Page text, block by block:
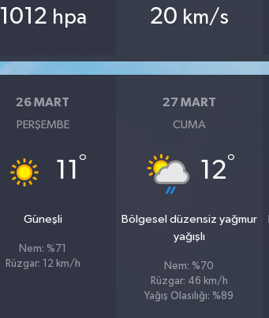
1012 hpa 20 km/s
26 MART
PERŞEMBE
11 °
Güneşli
Nem: %71
Rüzgar: 12 km/h
27 MART
CUMA
12°
Bölgesel düzensiz yağmur
yağışlı
Nem: %70
Rüzgar: 46 km/h
Yağış Olasılığı: %89